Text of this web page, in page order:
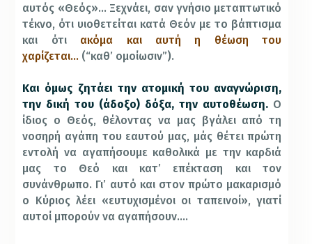
αυτός «Θεός»… Ξεχνάει, σαν γνήσιο μεταπτωτικό
τέκνο, ότι υιοθετείται κατά Θεόν με το βάπτισμα
και ότι ακόμα και αυτή η θέωση του
χαρίζεται… (“καθ’ ομοίωσιν”).
Και όμως ζητάει την ατομική του αναγνώριση,
την δική του (άδοξο) δόξα, την αυτοθέωση. Ο
ίδιος ο Θεός, θέλοντας να μας βγάλει από τη
νοσηρή αγάπη του εαυτού μας, μάς θέτει πρώτη
εντολή να αγαπήσουμε καθολικά με την καρδιά
μας το Θεό και κατ’ επέκταση και τον
συνάνθρωπο. Γι’ αυτό και στον πρώτο μακαρισμό
ο Κύριος λέει «ευτυχισμένοι οι ταπεινοί», γιατί
αυτοί μπορούν να αγαπήσουν….